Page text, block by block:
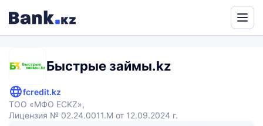
Быстрые займы.kz
fcredit.kz
ТОО «МФО ECKZ»,
Лицензия № 02.24.0011.М от 12.09.2024 г.